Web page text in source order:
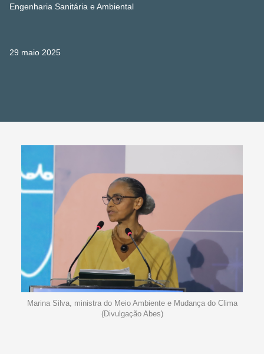
Engenharia Sanitária e Ambiental
29 maio 2025
Marina Silva, ministra do Meio Ambiente e Mudança do Clima
(Divulgação Abes)